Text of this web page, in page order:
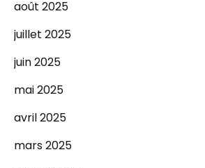
août 2025
juillet 2025
juin 2025
mai 2025
avril 2025
mars 2025